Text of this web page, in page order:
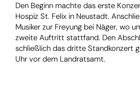
Den Beginn machte das erste
Hospiz St. Felix in Neustadt.
Musiker zur Freyung bei Näger, wo
zweite Auftritt stattfand. Den
schließlich das dritte Standkonzert
Uhr vor dem Landratsamt.